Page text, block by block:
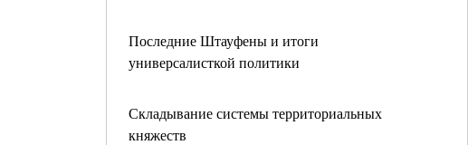
Последние Штауфены и итоги
универсалисткой политики
Складывание системы территориальных
княжеств